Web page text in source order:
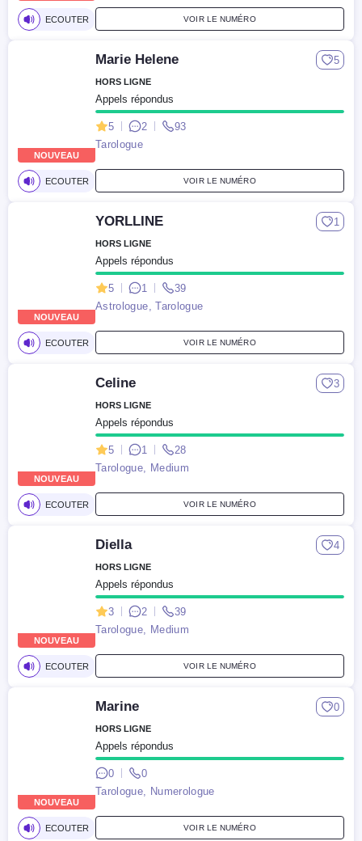
ECOUTER VOIR LE NUMÉRO
NOUVEAU
Marie Helene 5
HORS LIGNE
Appels répondus
5 2
93
Tarologue
ECOUTER VOIR LE NUMÉRO
NOUVEAU
YORLLINE 1
HORS LIGNE
Appels répondus
5 1
39
Astrologue, Tarologue
ECOUTER VOIR LE NUMÉRO
NOUVEAU
Celine 3
HORS LIGNE
Appels répondus
5 1
28
Tarologue, Medium
ECOUTER VOIR LE NUMÉRO
NOUVEAU
Diella 4
HORS LIGNE
Appels répondus
3 2
39
Tarologue, Medium
ECOUTER VOIR LE NUMÉRO
NOUVEAU
Marine 0
HORS LIGNE
Appels répondus
0
0
Tarologue, Numerologue
ECOUTER VOIR LE NUMÉRO